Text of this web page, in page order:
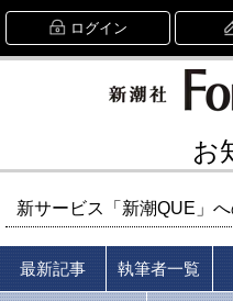
ログイン
お
新サービス「新潮QUE」
最新記事 執筆者一覧